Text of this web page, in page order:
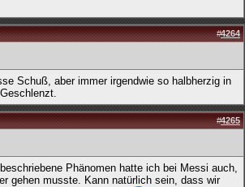
#4264
Schuß, aber immer irgendwie so halbherzig in
#4265
Phänomen hatte ich bei Messi auch,
gehen musste. Kann natürlich sein, dass wir